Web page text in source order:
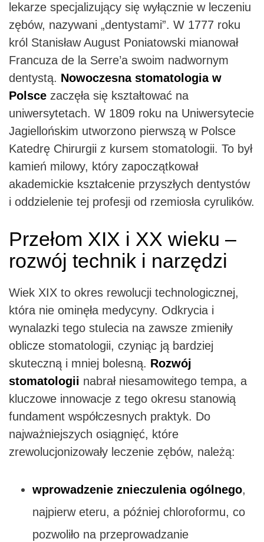
lekarze specjalizujący się wyłącznie w leczeniu
zębów, nazywani „dentystami”. W 1777 roku
król Stanisław August Poniatowski mianował
Francuza de la Serre’a swoim nadwornym
dentystą. Nowoczesna stomatologia w
Polsce zaczęła się kształtować na
uniwersytetach. W 1809 roku na Uniwersytecie
Jagiellońskim utworzono pierwszą w Polsce
Katedrę Chirurgii z kursem stomatologii. To był
kamień milowy, który zapoczątkował
akademickie kształcenie przyszłych dentystów
i oddzielenie tej profesji od rzemiosła cyrulików.
Przełom XIX i XX wieku –
rozwój technik i narzędzi
Wiek XIX to okres rewolucji technologicznej,
która nie ominęła medycyny. Odkrycia i
wynalazki tego stulecia na zawsze zmieniły
oblicze stomatologii, czyniąc ją bardziej
skuteczną i mniej bolesną. Rozwój
stomatologii nabrał niesamowitego tempa, a
kluczowe innowacje z tego okresu stanowią
fundament współczesnych praktyk. Do
najważniejszych osiągnięć, które
zrewolucjonizowały leczenie zębów, należą:
wprowadzenie znieczulenia ogólnego,
najpierw eteru, a później chloroformu, co
pozwoliło na przeprowadzanie